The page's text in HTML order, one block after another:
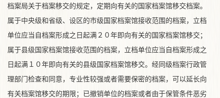
档案局关于档案移交的规定，定期向有关的国家档案馆移交档案。
属于中央级和省级、设区的市级国家档案馆接收范围的档案，立档
单位应当自档案形成之日起满２０年即向有关的国家档案馆移交；
属于县级国家档案馆接收范围的档案，立档单位应当自档案形成之
日起满１０年即向有关的县级国家档案馆移交。经同级档案行政管
理部门检查和同意，专业性较强或者需要保密的档案，可以延长向
有关档案馆移交的期限；已撤销单位的档案或者由于保管条件恶劣